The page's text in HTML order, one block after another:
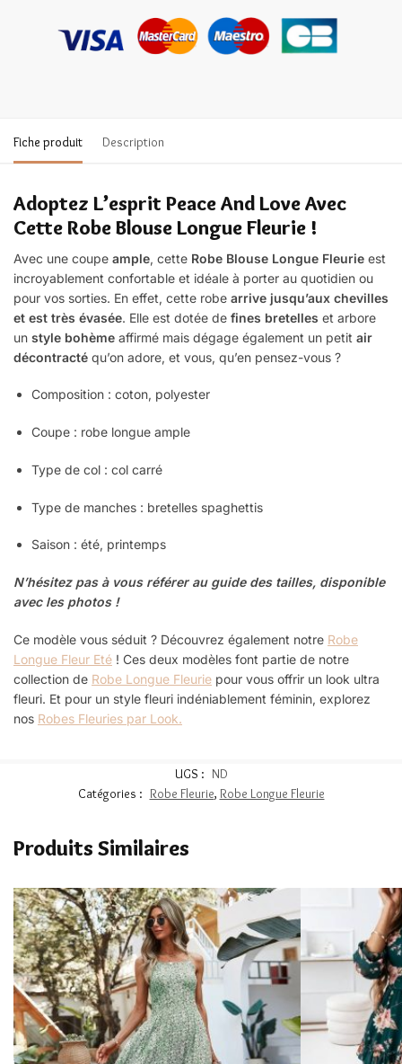
Fiche produit Description
Adoptez L’esprit Peace And Love Avec
Cette Robe Blouse Longue Fleurie !
Avec une coupe ample, cette Robe Blouse Longue Fleurie est
incroyablement confortable et idéale à porter au quotidien ou
pour vos sorties. En effet, cette robe arrive jusqu’aux chevilles
et est très évasée. Elle est dotée de fines bretelles et arbore
un style bohème affirmé mais dégage également un petit air
décontracté qu’on adore, et vous, qu’en pensez-vous ?
Composition : coton, polyester
Coupe : robe longue ample
Type de col : col carré
Type de manches : bretelles spaghettis
Saison : été, printemps
N’hésitez pas à vous référer au guide des tailles, disponible
avec les photos !
Ce modèle vous séduit ? Découvrez également notre Robe
Longue Fleur Eté ! Ces deux modèles font partie de notre
collection de Robe Longue Fleurie pour vous offrir un look ultra
fleuri. Et pour un style fleuri indéniablement féminin, explorez
nos Robes Fleuries par Look.
UGS : ND
Catégories : Robe Fleurie, Robe Longue Fleurie
Produits Similaires